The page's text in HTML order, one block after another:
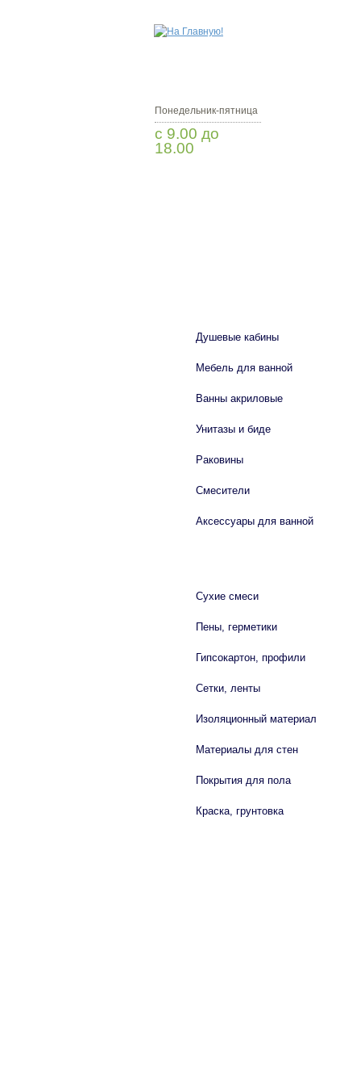
Понедельник-пятница
с 9.00 до
18.00
Душевые кабины
Мебель для ванной
Ванны акриловые
Унитазы и биде
Раковины
Смесители
Аксессуары для ванной
Сухие смеси
Пены, герметики
Гипсокартон, профили
Сетки, ленты
Изоляционный материал
Материалы для стен
Покрытия для пола
Краска, грунтовка